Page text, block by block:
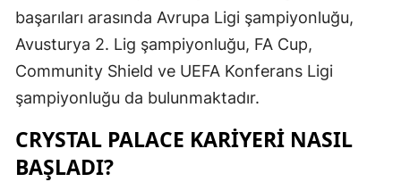
başarıları arasında Avrupa Ligi şampiyonluğu,
Avusturya 2. Lig şampiyonluğu, FA Cup,
Community Shield ve UEFA Konferans Ligi
şampiyonluğu da bulunmaktadır.
CRYSTAL PALACE KARIYERI NASIL
BAŞLADI?